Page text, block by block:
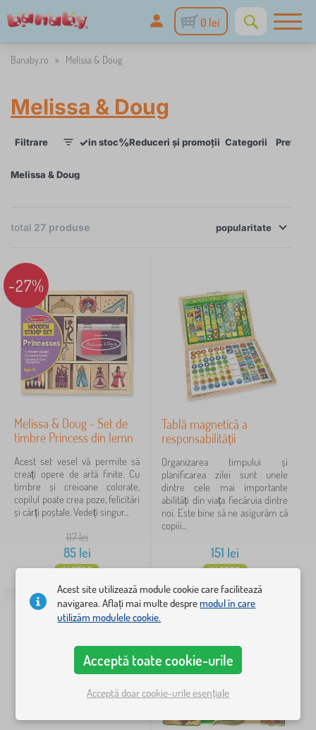
0 lei
Banaby.ro » Melissa & Doug
Melissa & Doug
Filtrare ✓in stoc%Reduceri și promoții Categorii Preț
FILTRARE ×
Categorii
›
J
u
c
ă
r
i
i
>
c
ă
d
e
l
›
J
u
c
ă
r
i
>
u
c
ă
r
i
i
p
i
i
6
›
K
i
t
c
o
s
r
u
c
4
D
a
c
j
u
c
i
›
J
u
ă
i
i
>
r
2
›
u
c
ă
r
i
ă
u
ț
o
2
afișează
mai
multe >
Caută în filtru
Disponibilitate
Melissa & Doug
total 27 produse
popularitate
-27%
Melissa & Doug - Set de
timbre Princess din lemn
Acest set vesel vă permite să
creați opere de artă finite. Cu
timbre și creioane colorate,
copilul poate crea poze, felicitări
și cărți poștale. Vedeți singur...
117lei
85lei
IN STOC
Tablă magnetică a
responsabilității
Organizarea timpului și
planificarea zilei sunt unele
dintre cele mai importante
abilități din viața fiecăruia dintre
noi. Este bine să ne asigurăm că
copiii...
151 lei
IN STOC
Acest site utilizează module cookie care facilitează
navigarea. Aflați mai multe despremodul în care
utilizăm modulele cookie.
Acceptă toate cookie-urile
Acceptă doar cookie-urile esențiale